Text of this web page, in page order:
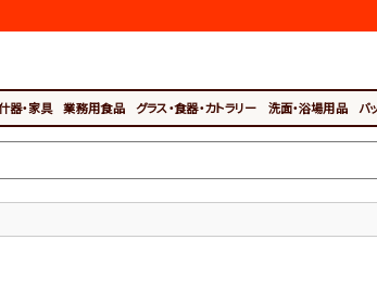
器・家具 業務用食品 グラス・食器・カトラリー 洗面・浴場用品 バ